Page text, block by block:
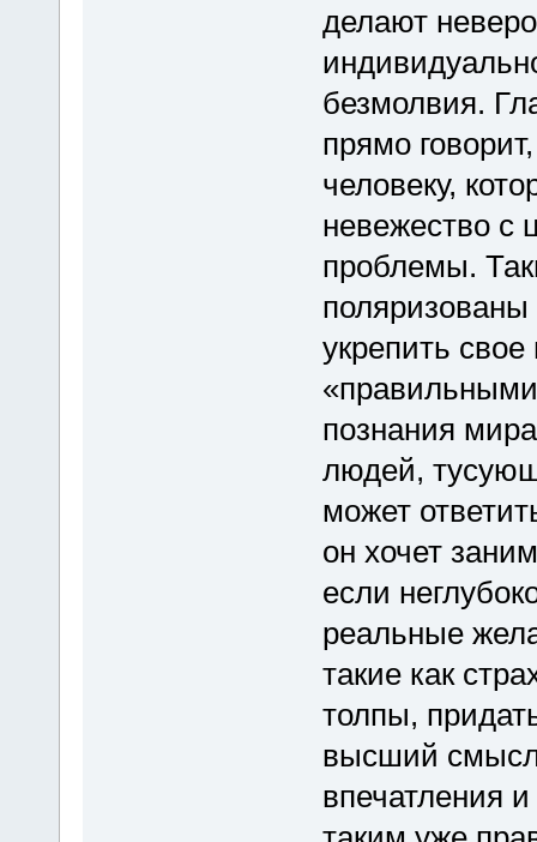
делают
безмолвия.
прямо
человеку,
невежество с
проблемы.
укрепить
познания
людей,
может
он хочет
если
реальные
такие как
толпы,
высший
впечатления